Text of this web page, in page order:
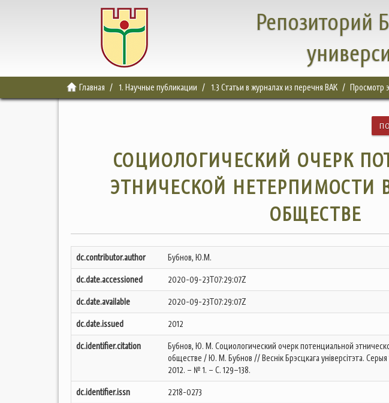
Репозиторий
Главная 1. Научные публикации 1.3 Статьи в журналах из перечня ВАК Просмотр
СОЦИОЛОГИЧЕСКИЙ ОЧЕРК
ЭТНИЧЕСКОЙ НЕТЕРПИМОСТИ
ОБЩЕСТВЕ
dc.contributor.author
Бубнов, Ю.М.
dc.date.accessioned
2020-09-23T07:29:07Z
dc.date.available
2020-09-23T07:29:07Z
dc.date.issued
2012
dc.identifier.citation
Бубнов, Ю. М. Социологический очерк потенциальной
обществе / Ю. М. Бубнов // Веснік Брэсцкага універсітэта. Серыя
2012. – № 1. – С. 129–138.
dc.identifier.issn
2218-0273